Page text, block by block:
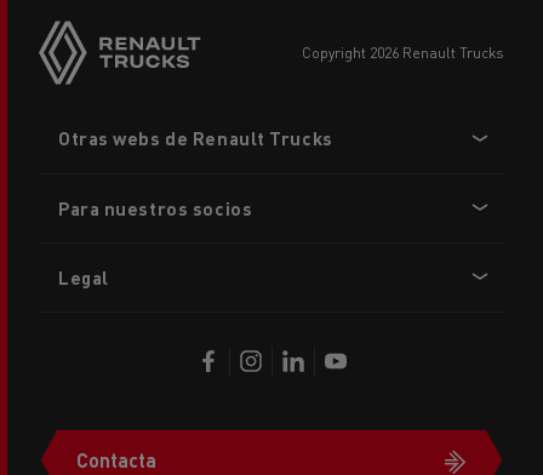
copyright 2026 Renault Trucks
menu
Otras webs de Renault Trucks
Para nuestros socios
Legal
Contacta